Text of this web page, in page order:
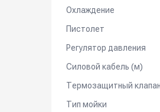
Охлаждение
Пистолет
Регулятор давления
Силовой кабель (м)
Термозащитный клапан
Тип мойки